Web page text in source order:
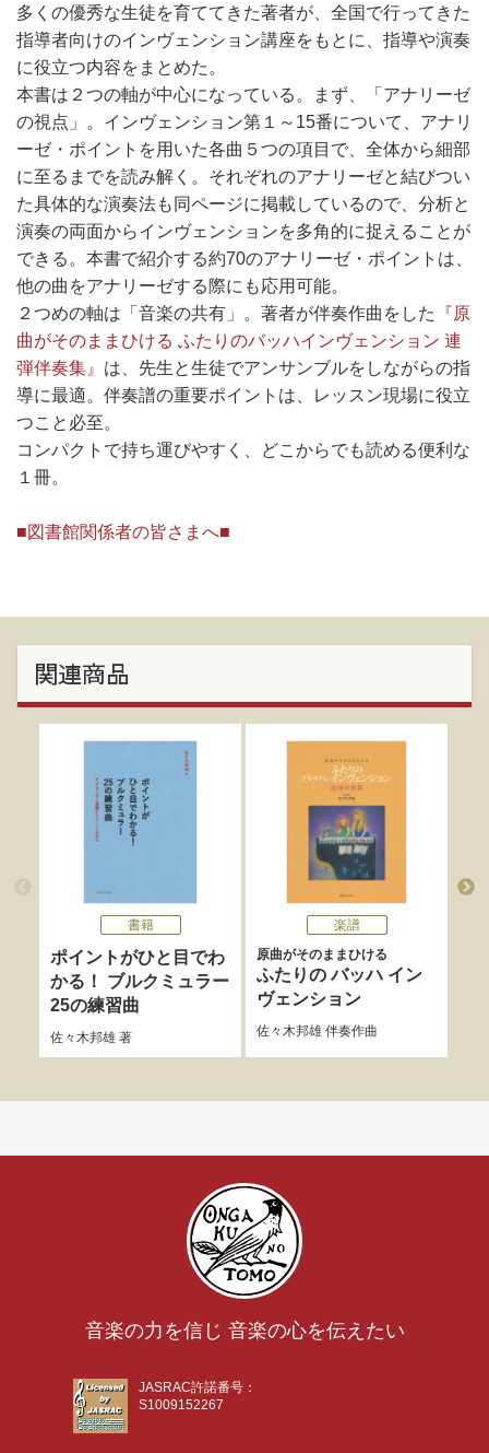
多くの優秀な生徒を育ててきた著者が、全国で行ってきた
指導者向けのインヴェンション講座をもとに、指導や演奏
に役立つ内容をまとめた。
本書は２つの軸が中心になっている。まず、「アナリーゼ
の視点」。インヴェンション第１～15番について、アナリ
ーゼ・ポイントを用いた各曲５つの項目で、全体から細部
に至るまでを読み解く。それぞれのアナリーゼと結びつい
た具体的な演奏法も同ページに掲載しているので、分析と
演奏の両面からインヴェンションを多角的に捉えることが
できる。本書で紹介する約70のアナリーゼ・ポイントは、
他の曲をアナリーゼする際にも応用可能。
２つめの軸は「音楽の共有」。著者が伴奏作曲をした
『原
曲がそのままひける ふたりのバッハインヴェンション 連
弾伴奏集』 は、先生と生徒でアンサンブルをしながらの指
導に最適。伴奏譜の重要ポイントは、レッスン現場に役立
つこと必至。
コンパクトで持ち運びやすく、どこからでも読める便利な
１冊。
■図書館関係者の皆さまへ■
関連商品
書籍
ポイントがひと目でわ
かる！ ブルクミュラー
25の練習曲
佐々木邦雄著
楽譜
原曲がそのままひける
ふたりの バッハ イン
ヴェンション
佐々木邦雄伴奏作曲
音楽の力を信じ 音楽の心を伝えたい
JASRAC許諾番号：
S1009152267